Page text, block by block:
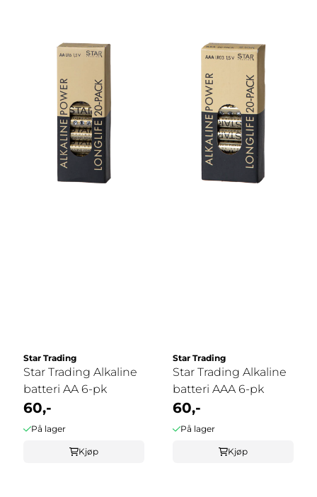
Star Trading
Star Trading Alkaline
batteri AA 6-pk
60,-
På lager
Kjøp
Star Trading
Star Trading Alkaline
batteri AAA 6-pk
60,-
På lager
Kjøp